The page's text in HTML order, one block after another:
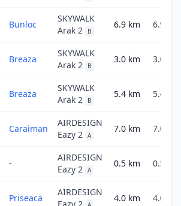
Bunloc
SKYWALK
Arak 2
B
6.9 km 6.9
Breaza
SKYWALK
Arak 2
B
3.0 km 3.0
Breaza
SKYWALK
Arak 2
B
5.4 km 5.4
Caraiman
AIRDESIGN
Eazy 2 A
7.0 km 7.0
-
AIRDESIGN
Eazy 2 A
0.5 km 0.5
Priseaca
AIRDESIGN
4.0 km 4.0